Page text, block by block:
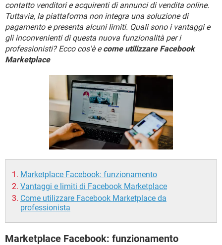
HARDWARE
INSTAGRAM WHATSAPP
TIKTOK FACEBOOK
HARDWARE
iOS WINDOWS 10
INSTAGRAM WHATSAPP
TIKTOK FACEBOOK
HARDWARE
contatto venditori e acquirenti di annunci di vendita online.
Tuttavia, la piattaforma non integra una soluzione di
pagamento e presenta alcuni limiti. Quali sono i vantaggi e
gli inconvenienti di questa nuova funzionalità per i
professionisti? Ecco cos'è ecome utilizzare Facebook
Marketplace
Marketplace Facebook: funzionamento
Vantaggi e limiti di Facebook Marketplace
Come utilizzare Facebook Marketplace da
professionista
Marketplace Facebook: funzionamento